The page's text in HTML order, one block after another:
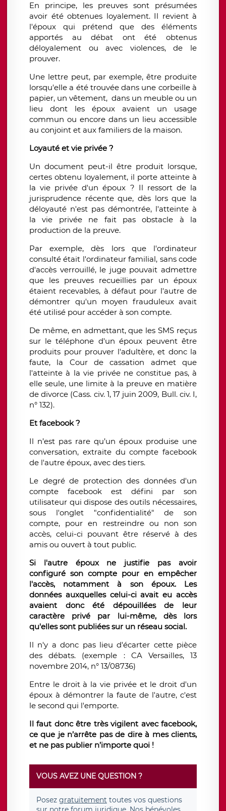
En principe, les preuves sont présumées
avoir été obtenues loyalement. Il revient à
l'époux qui prétend que des éléments
apportés au débat ont été obtenus
déloyalement ou avec violences, de le
prouver.
Une lettre peut, par exemple, être produite
lorsqu'elle a été trouvée dans une corbeille à
papier, un vêtement, dans un meuble ou un
lieu dont les époux avaient un usage
commun ou encore dans un lieu accessible
au conjoint et aux familiers de la maison.
Loyauté et vie privée ?
Un document peut-il être produit lorsque,
certes obtenu loyalement, il porte atteinte à
la vie privée d'un époux ? Il ressort de la
jurisprudence récente que, dès lors que la
déloyauté n'est pas démontrée, l'atteinte à
la vie privée ne fait pas obstacle à la
production de la preuve.
Par exemple, dès lors que l'ordinateur
consulté était l'ordinateur familial, sans code
d'accès verrouillé, le juge pouvait admettre
que les preuves recueillies par un époux
étaient recevables, à défaut pour l'autre de
démontrer qu'un moyen frauduleux avait
été utilisé pour accéder à son compte.
De même, en admettant, que les SMS reçus
sur le téléphone d'un époux peuvent être
produits pour prouver l'adultère, et donc la
faute, la Cour de cassation admet que
l'atteinte à la vie privée ne constitue pas, à
elle seule, une limite à la preuve en matière
de divorce (Cass. civ. 1, 17 juin 2009, Bull. civ. I,
n° 132).
Et facebook ?
Il n’est pas rare qu’un époux produise une
conversation, extraite du compte facebook
de l'autre époux, avec des tiers.
Le degré de protection des données d'un
compte facebook est défini par son
utilisateur qui dispose des outils nécessaires,
sous l'onglet "confidentialité" de son
compte, pour en restreindre ou non son
accès, celui-ci pouvant être réservé à des
amis ou ouvert à tout public.
Si l'autre époux ne justifie pas avoir
configuré son compte pour en empêcher
l'accès, notamment à son époux. Les
données auxquelles celui-ci avait eu accès
avaient donc été dépouillées de leur
caractère privé par lui-même, dès lors
qu'elles sont publiées sur un réseau social.
Il n'y a donc pas lieu d'écarter cette pièce
des débats. (exemple : CA Versailles, 13
novembre 2014, n° 13/08736)
Entre le droit à la vie privée et le droit d'un
époux à démontrer la faute de l'autre, c'est
le second qui l'emporte.
Il faut donc être très vigilent avec facebook,
ce que je n’arrête pas de dire à mes clients,
et ne pas publier n’importe quoi !
VOUS AVEZ UNE QUESTION ?
Posez gratuitement toutes vos questions